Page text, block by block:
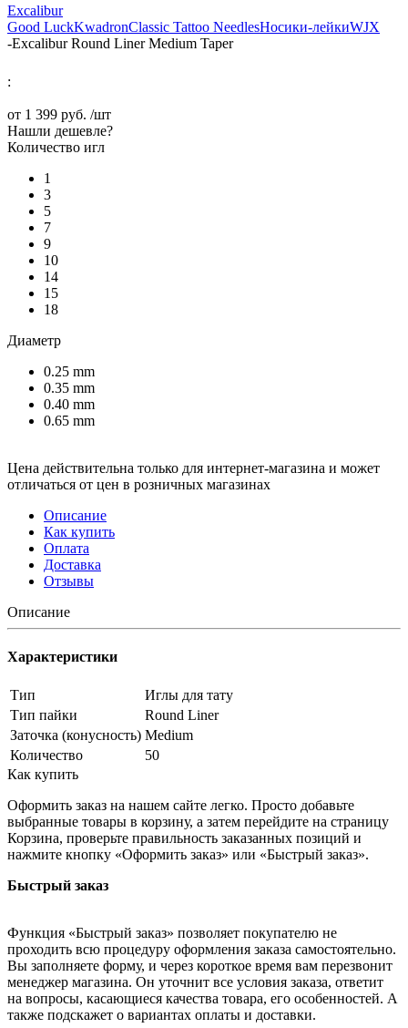
Excalibur
Good LuckKwadronClassic Tattoo NeedlesНосики-лейкиWJX
-Excalibur Round Liner Medium Taper
:
от 1 399 руб. /шт
Нашли дешевле?
Количество игл
1
3
5
7
9
10
14
15
18
Диаметр
0.25 mm
0.35 mm
0.40 mm
0.65 mm
Цена действительна только для интернет-магазина и может
отличаться от цен в розничных магазинах
Описание
Как купить
Оплата
Доставка
Отзывы
Описание
Характеристики
Тип
Иглы для тату
Тип пайки
Round Liner
Заточка (конусность) Medium
Количество
50
Как купить
Оформить заказ на нашем сайте легко. Просто добавьте
выбранные товары в корзину, а затем перейдите на страницу
Корзина, проверьте правильность заказанных позиций и
нажмите кнопку «Оформить заказ» или «Быстрый заказ».
Быстрый заказ
Функция «Быстрый заказ» позволяет покупателю не
проходить всю процедуру оформления заказа самостоятельно.
Вы заполняете форму, и через короткое время вам перезвонит
менеджер магазина. Он уточнит все условия заказа, ответит
на вопросы, касающиеся качества товара, его особенностей. А
также подскажет о вариантах оплаты и доставки.